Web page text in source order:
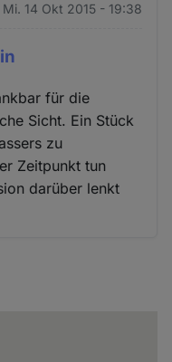
Mi. 14 Okt 2015 - 19:38
für die
Sicht. Ein Stück
zu
Zeitpunkt tun
darüber lenkt